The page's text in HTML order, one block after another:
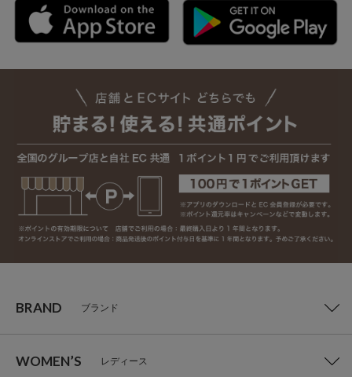
BRAND ブランド
WOMEN’S レディース